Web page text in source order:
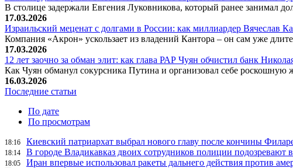
В столице задержали Евгения Луковникова, который ранее занимал
17.03.2026
Израильский меценат с долгами в России: как миллиардер Вячеслав
Компания «Акрон» ускользает из владений Кантора – он сам уже
17.03.2026
12 лет заочно за обман элит: как глава РАР Чуян обчистил банк
Как Чуян обманул сокурсника Путина и организовал себе
16.03.2026
Последние статьи
По дате
По просмотрам
18:16 Киевский патриархат выбрал нового главу после кончины
18:14 В городе Владикавказ двоих сотрудников полиции
18:05
Иран впервые использовал ракеты дальнего действия против